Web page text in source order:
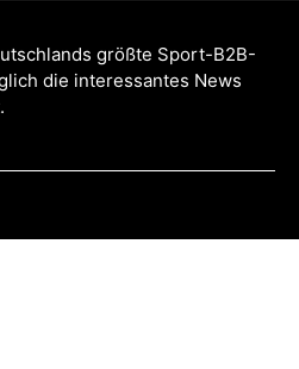
größte Sport-B2B-
die interessantes News